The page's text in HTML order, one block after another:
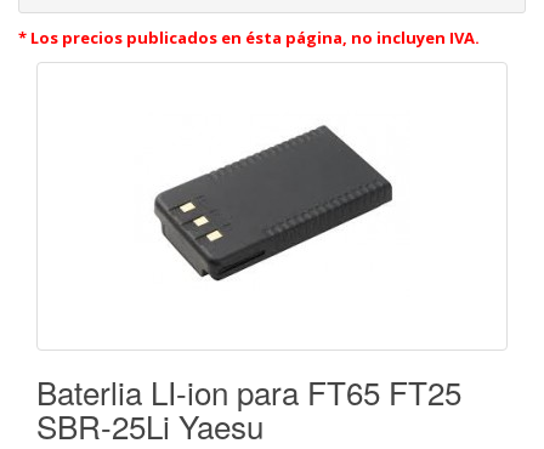
* Los precios publicados en ésta página, no incluyen IVA.
Baterlia LI-ion para FT65 FT25
SBR-25Li Yaesu